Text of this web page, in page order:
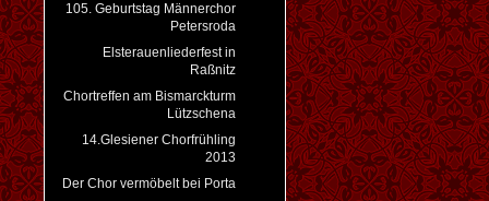
105. Geburtstag Männerchor
Petersroda
Elsterauenliederfest in
Raßnitz
Chortreffen am Bismarckturm
Lützschena
14.Glesiener Chorfrühling
2013
Der Chor vermöbelt bei Porta